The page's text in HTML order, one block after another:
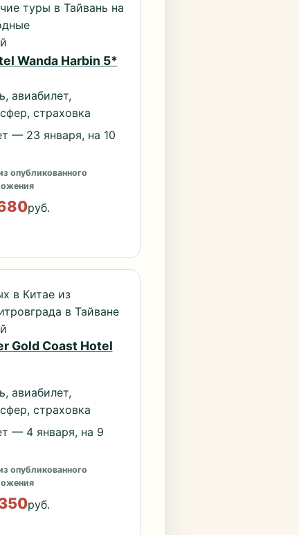
туры в Тайвань на
Wanda Harbin 5*
авиабилет,
страховка
— 23 января, на 10
опубликованного
руб.
в Китае из
в Тайване
Gold Coast Hotel
авиабилет,
страховка
— 4 января, на 9
опубликованного
руб.